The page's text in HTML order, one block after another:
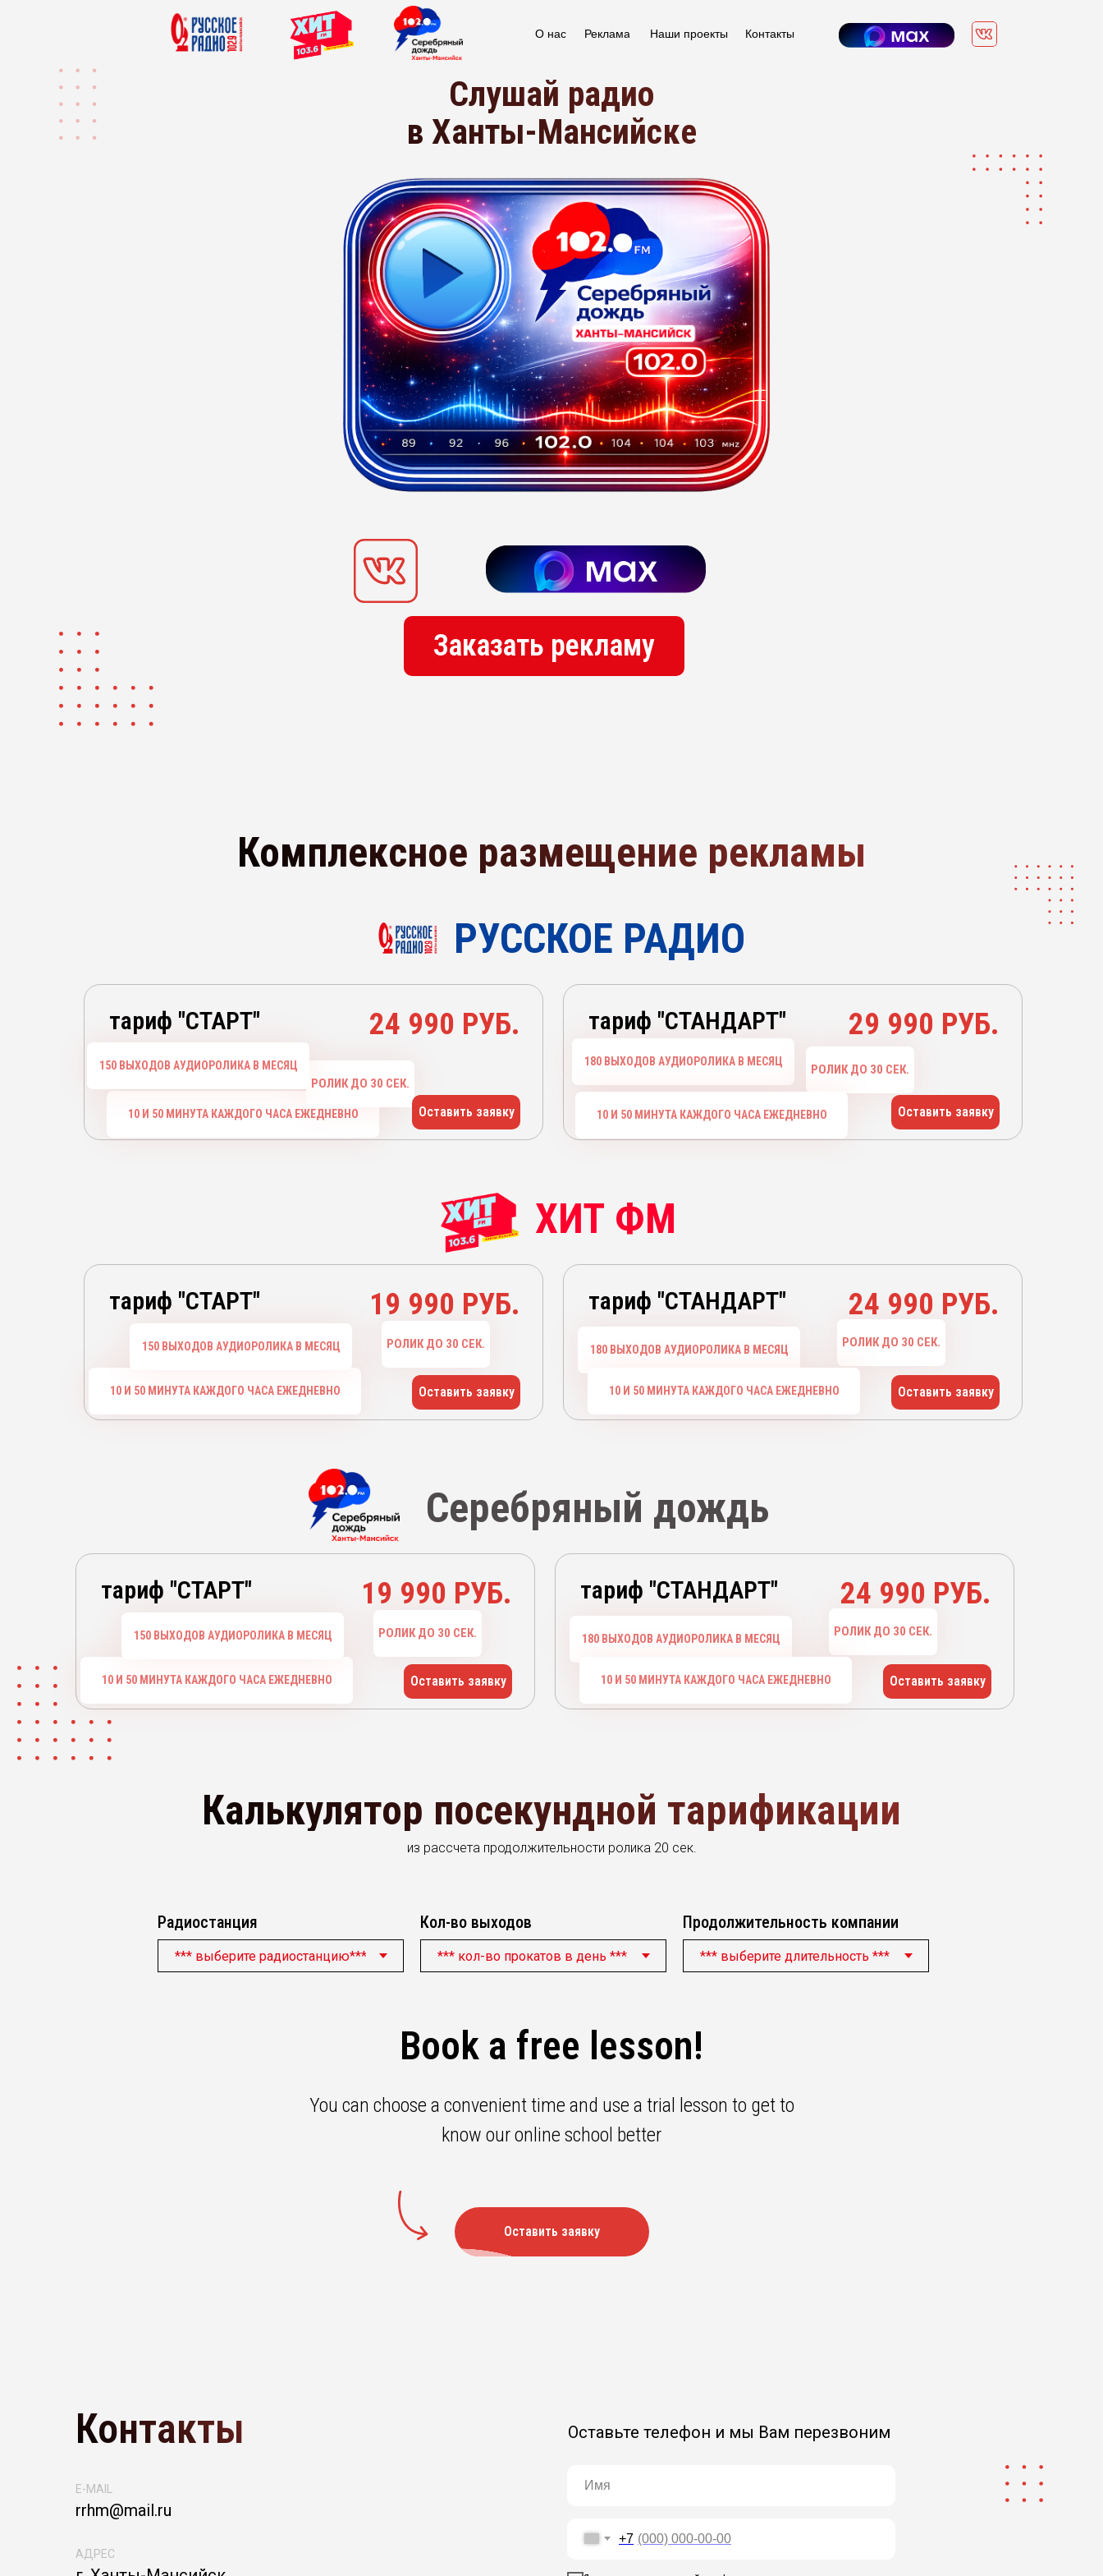
Наши проекты
Реклама
О нас Контакты
Слушай радио
в Ханты-Мансийске
Заказать рекламу
Серебряный дождь
19 990 РУБ.
тариф "СТАРТ"
10 И 50 МИНУТА КАЖДОГО ЧАСА ЕЖЕДНЕВНО
РОЛИК ДО 30 СЕК.
150 ВЫХОДОВ АУДИОРОЛИКА В МЕСЯЦ 180 ВЫХОДОВ АУДИОРОЛИКА В МЕСЯЦ РОЛИК ДО 30 СЕК.
10 И 50 МИНУТА КАЖДОГО ЧАСА ЕЖЕДНЕВНО
тариф "СТАНДАРТ" 24 990 РУБ.
Оставить заявку Оставить заявку
ХИТ ФМ
19 990 РУБ.
тариф "СТАРТ"
10 И 50 МИНУТА КАЖДОГО ЧАСА ЕЖЕДНЕВНО
РОЛИК ДО 30 СЕК.
150 ВЫХОДОВ АУДИОРОЛИКА В МЕСЯЦ 180 ВЫХОДОВ АУДИОРОЛИКА В МЕСЯЦ РОЛИК ДО 30 СЕК.
10 И 50 МИНУТА КАЖДОГО ЧАСА ЕЖЕДНЕВНО
тариф "СТАНДАРТ" 24 990 РУБ.
Оставить заявку Оставить заявку
24 990 РУБ.
тариф "СТАРТ"
РУССКОЕ РАДИО
10 И 50 МИНУТА КАЖДОГО ЧАСА ЕЖЕДНЕВНО
РОЛИК ДО 30 СЕК.
150 ВЫХОДОВ АУДИОРОЛИКА В МЕСЯЦ 180 ВЫХОДОВ АУДИОРОЛИКА В МЕСЯЦ
РОЛИК ДО 30 СЕК.
10 И 50 МИНУТА КАЖДОГО ЧАСА ЕЖЕДНЕВНО
тариф "СТАНДАРТ" 29 990 РУБ.
Оставить заявку Оставить заявку
Комплексное размещение рекламы
из рассчета продолжительности ролика 20 сек.
Калькулятор посекундной тарификации
Радиостанция Кол-во выходов Продолжительность компании
Book a free lesson!
You can choose a convenient time and use a trial lesson to get to
know our online school better
Оставить заявку
Контакты
+7
Оставьте телефон и мы Вам перезвоним
rrhm@mail.ru
E-MAIL
АДРЕС